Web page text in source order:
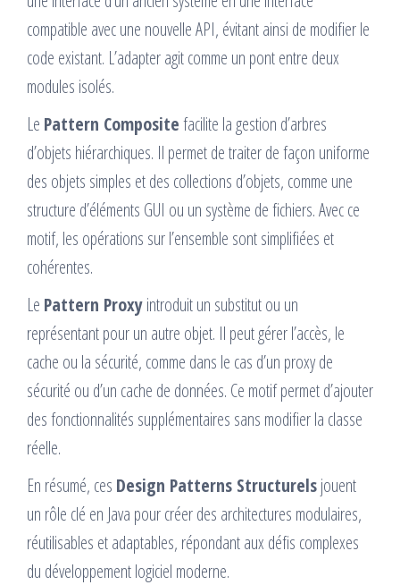
compatible avec une nouvelle API, évitant ainsi de modifier le
code existant. L’adapter agit comme un pont entre deux
modules isolés.
Le Pattern Compositefacilite la gestion d’arbres
d’objets hiérarchiques. Il permet de traiter de façon uniforme
des objets simples et des collections d’objets, comme une
structure d’éléments GUI ou un système de fichiers. Avec ce
motif, les opérations sur l’ensemble sont simplifiées et
cohérentes.
Le Pattern Proxyintroduit un substitut ou un
représentant pour un autre objet. Il peut gérer l’accès, le
cache ou la sécurité, comme dans le cas d’un proxy de
sécurité ou d’un cache de données. Ce motif permet d’ajouter
des fonctionnalités supplémentaires sans modifier la classe
réelle.
En résumé, ces Design Patterns Structurelsjouent
un rôle clé en Java pour créer des architectures modulaires,
réutilisables et adaptables, répondant aux défis complexes
du développement logiciel moderne.